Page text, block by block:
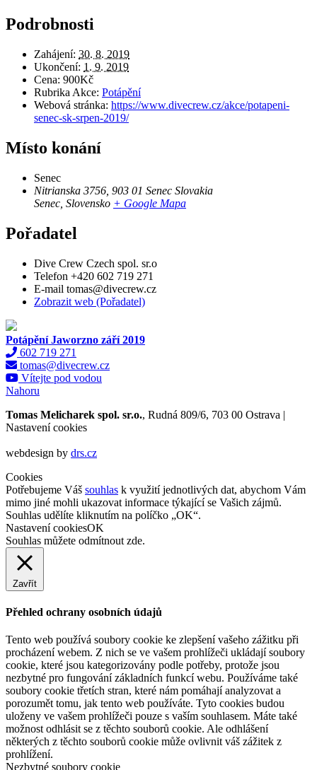
Podrobnosti
Zahájení: 30. 8. 2019
Ukončení: 1. 9. 2019
Cena: 900Kč
Rubrika Akce: Potápění
Webová stránka: https://www.divecrew.cz/akce/potapeni-
senec-sk-srpen-2019/
Místo konání
Senec
Nitrianska 3756, 903 01 Senec Slovakia
Senec Slovensko + Google Mapa
Pořadatel
Dive Crew Czech spol. sr.o
Telefon +420 602 719 271
E-mail tomas@divecrew.cz
Zobrazit web (Pořadatel)
Potápění Jaworzno září 2019
602 719 271
tomas@divecrew.cz
Vítejte pod vodou
Nahoru
Tomas Melicharek spol. sr.o., Rudná 809/6, 703 00 Ostrava |
Nastavení cookies
webdesign by drs.cz
Cookies
Potřebujeme Váš souhlas k využití jednotlivých dat, abychom Vám
mimo jiné mohli ukazovat informace týkající se Vašich zájmů.
Souhlas udělíte kliknutím na políčko „OK“.
Nastavení cookiesOK
Souhlas můžete odmítnout zde.
Zavřít
Přehled ochrany osobních údajů
Tento web používá soubory cookie ke zlepšení vašeho zážitku při
procházení webem. Z nich se ve vašem prohlížeči ukládají soubory
cookie, které jsou kategorizovány podle potřeby, protože jsou
nezbytné pro fungování základních funkcí webu. Používáme také
soubory cookie třetích stran, které nám pomáhají analyzovat a
porozumět tomu, jak tento web používáte. Tyto cookies budou
uloženy ve vašem prohlížeči pouze s vaším souhlasem. Máte také
možnost odhlásit se z těchto souborů cookie. Ale odhlášení
některých z těchto souborů cookie může ovlivnit váš zážitek z
prohlížení.
Nezbytné soubory cookie